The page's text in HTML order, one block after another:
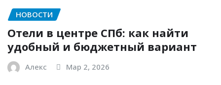
НОВОСТИ
Отели в центре СПб: как найти
удобный и бюджетный вариант
Алекс Мар 2, 2026